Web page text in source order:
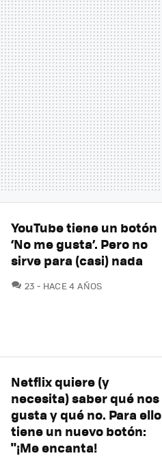
YouTube tiene un botón
‘No me gusta’. Pero no
sirve para (casi) nada
23 COMENTARIOS
HACE 4 AÑOS
Netflix quiere (y
necesita) saber qué nos
gusta y qué no. Para ello
tiene un nuevo botón:
"¡Me encanta!